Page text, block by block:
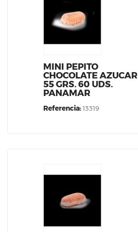
MINI PEPITO
CHOCOLATE AZUCAR
55 GRS. 60 UDS.
PANAMAR
Referencia:13319